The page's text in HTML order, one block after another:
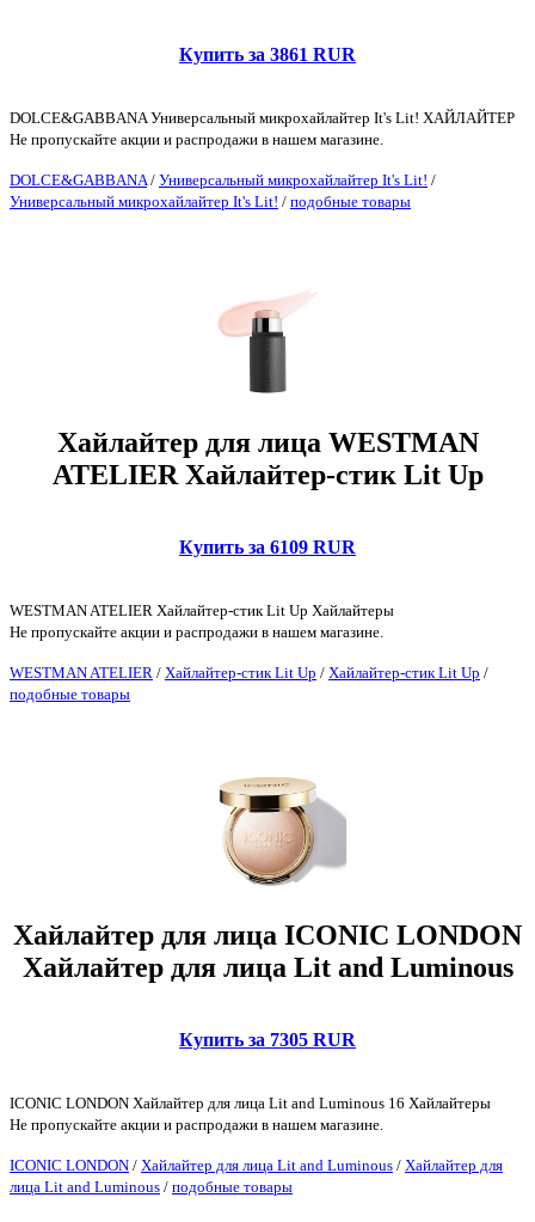
Купить за 3861 RUR
DOLCE&GABBANA Универсальный микрохайлайтер It's Lit! ХАЙЛАЙТЕР
Не пропускайте акции и распродажи в нашем магазине.
DOLCE&GABBANA/ Универсальный микрохайлайтер It's Lit! /
Универсальный микрохайлайтер It's Lit! / подобные товары
Хайлайтер для лица WESTMAN
ATELIER Хайлайтер-стик Lit Up
Купить за 6109 RUR
WESTMAN ATELIER Хайлайтер-стик Lit Up Хайлайтеры
Не пропускайте акции и распродажи в нашем магазине.
WESTMAN ATELIER / Хайлайтер-стик Lit Up / Хайлайтер-стик Lit Up /
подобные товары
Хайлайтер для лица ICONIC LONDON
Хайлайтер для лица Lit and Luminous
Купить за 7305 RUR
ICONIC LONDON Хайлайтер для лица Lit and Luminous 16 Хайлайтеры
Не пропускайте акции и распродажи в нашем магазине.
ICONIC LONDON / Хайлайтер для лица Lit and Luminous / Хайлайтер для
лица Lit and Luminous / подобные товары